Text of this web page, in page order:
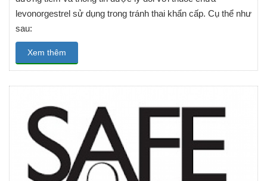
levonorgestrel sử dụng trong tránh thai khẩn cấp. Cụ thể như
sau:
Xem thêm